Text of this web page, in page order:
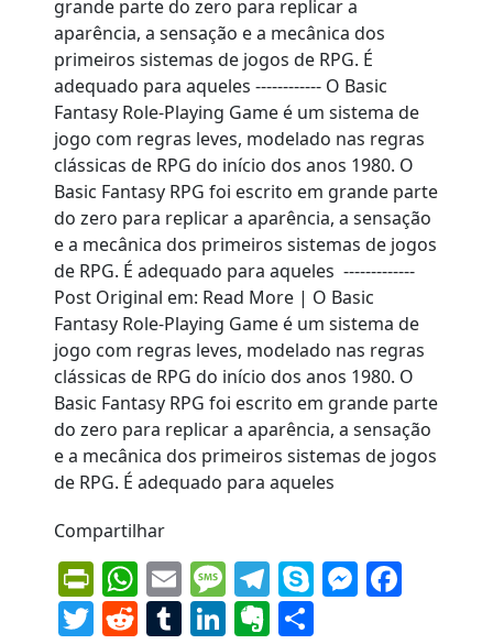
Compartilhar
PrintFriendly
WhatsApp
EmailMessage
Telegram
Skype
Twitter
Reddit
Tumblr
LinkedIn
Evernote